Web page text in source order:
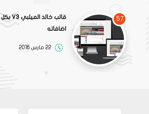
57
قالب خالد الميلبي V3 بكل
اضافاته
22 مارس 2016